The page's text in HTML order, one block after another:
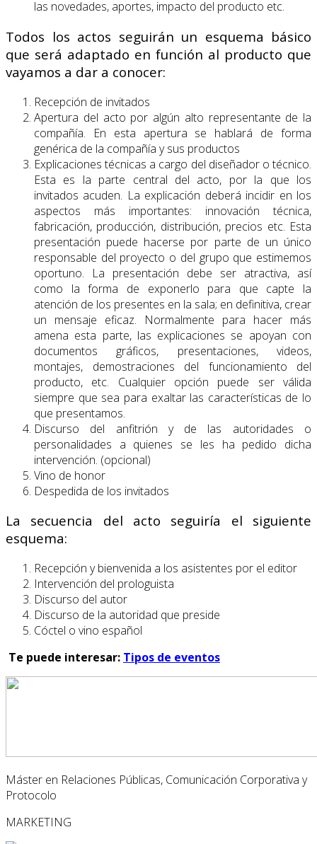
las novedades, aportes, impacto del producto etc.
Todos los actos seguirán un esquema básico
que será adaptado en función al producto que
vayamos a dar a conocer:
Recepción de invitados
Apertura del acto por algún alto representante de la
compañía. En esta apertura se hablará de forma
genérica de la compañía y sus productos
Explicaciones técnicas a cargo del diseñador o técnico.
Esta es la parte central del acto, por la que los
invitados acuden. La explicación deberá incidir en los
aspectos más importantes: innovación técnica,
fabricación, producción, distribución, precios etc. Esta
presentación puede hacerse por parte de un único
responsable del proyecto o del grupo que estimemos
oportuno. La presentación debe ser atractiva, así
como la forma de exponerlo para que capte la
atención de los presentes en la sala; en definitiva, crear
un mensaje eficaz. Normalmente para hacer más
amena esta parte, las explicaciones se apoyan con
documentos gráficos, presentaciones, videos,
montajes, demostraciones del funcionamiento del
producto, etc. Cualquier opción puede ser válida
siempre que sea para exaltar las características de lo
que presentamos.
Discurso del anfitrión y de las autoridades o
personalidades a quienes se les ha pedido dicha
intervención. (opcional)
Vino de honor
Despedida de los invitados
La secuencia del acto seguiría el siguiente
esquema:
Recepción y bienvenida a los asistentes por el editor
Intervención del prologuista
Discurso del autor
Discurso de la autoridad que preside
Cóctel o vino español
Te puede interesar: Tipos de eventos
Máster en Relaciones Públicas, Comunicación Corporativa y
Protocolo
MARKETING